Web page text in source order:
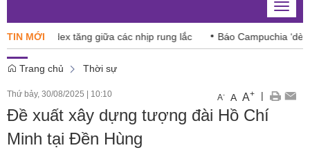
Toggle
TIN MỚI
VN-Index tăng giữa các nhịp rung lắc Báo Campuchia ‘dè
Trang chủ Thời sự
Thứ bảy, 30/08/2025 | 10:10 A- A A+ |
Đề xuất xây dựng tượng đài Hồ Chí
Minh tại Đền Hùng